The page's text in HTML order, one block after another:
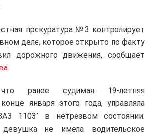
прокуратура №3 контролирует
деле, которое открыто по факту
дорожного движения, сообщает
.
что ранее судимая 19-летняя
января этого года, управляла
1103” в нетрезвом состоянии.
не имела водительское